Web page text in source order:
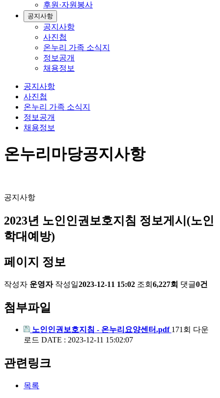
후원·자원봉사
공지사항
공지사항
사진첩
온누리 가족 소식지
정보공개
채용정보
공지사항
사진첩
온누리 가족 소식지
정보공개
채용정보
온누리마당공지사항
공지사항
2023년 노인인권보호지침 정보게시(노인
학대예방)
페이지 정보
작성자 운영자 작성일2023-12-11 15:02 조회 6,227회 댓글0건
첨부파일
노인인권보호지침 - 온누리요양센터.pdf 171회 다운
로드 DATE : 2023-12-11 15:02:07
관련링크
목록